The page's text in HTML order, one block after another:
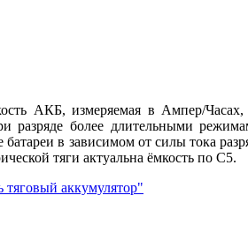
АКБ, измеряемая в Ампер/Часах,
более длительными
в зависимом от силы тока
тяги актуальна ёмкость по С5.
тяговый аккумулятор"